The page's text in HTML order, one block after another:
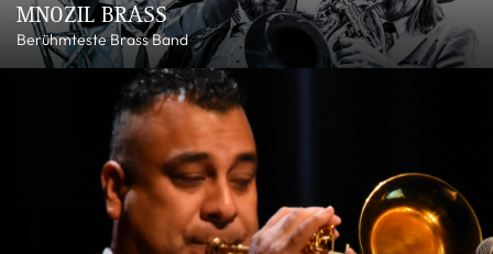
MNOZIL BRASS
Berühmteste Brass Band